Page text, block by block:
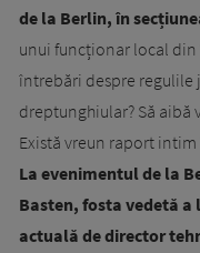
de la Berlin, în
unui funcționar local din
întrebări despre regulile
dreptunghiular? Să aibă
Există vreun raport
La evenimentul de la
Basten, fosta vedetă a
actuală de director